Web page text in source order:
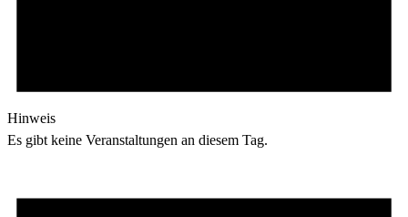
Hinweis
Es gibt keine Veranstaltungen an diesem Tag.